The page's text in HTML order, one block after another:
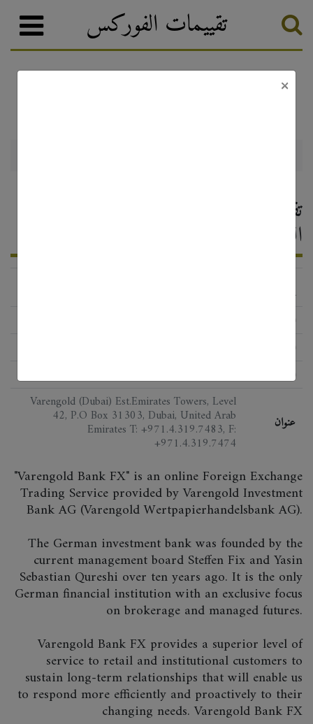
تقييمات الفوركس
التعليقات 2026
البرمجيات
Varengold (Dubai) Est.Emirates Towers, Level
42, P.O Box 31303, Dubai, United Arab
Emirates T: +971.4.319.7483, F:
+971.4.319.7474
عنوان
"Varengold Bank FX" is an online Foreign Exchange
Trading Service provided by Varengold Investment
Bank AG (Varengold Wertpapierhandelsbank AG).
The German investment bank was founded by the
current management board Steffen Fix and Yasin
Sebastian Qureshi over ten years ago. It is the only
German financial institution with an exclusive focus
on brokerage and managed futures.
Varengold Bank FX provides a superior level of
service to retail and institutional customers to
sustain long-term relationships that will enable us
to respond more efficiently and proactively to their
changing needs. Varengold Bank FX
×